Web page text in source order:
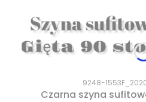
9248-
Czarna szyna